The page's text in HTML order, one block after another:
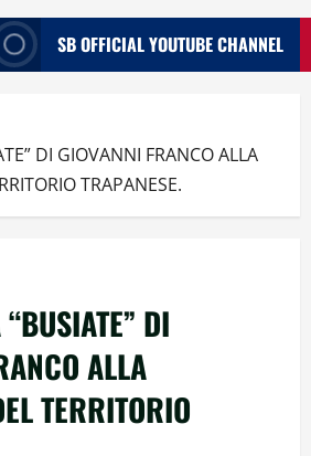
SB OFFICIAL YOUTUBE CHANNEL
DI GIOVANNI FRANCO ALLA
TRAPANESE.
DI
ALLA
TERRITORIO